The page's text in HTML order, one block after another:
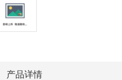
产品详情